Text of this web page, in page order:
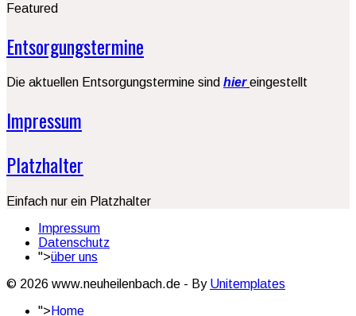
Featured
Entsorgungstermine
Die aktuellen Entsorgungstermine sind hier eingestellt
Impressum
Platzhalter
Einfach nur ein Platzhalter
Impressum
Datenschutz
">über uns
© 2026 www.neuheilenbach.de - By Unitemplates
"> Home